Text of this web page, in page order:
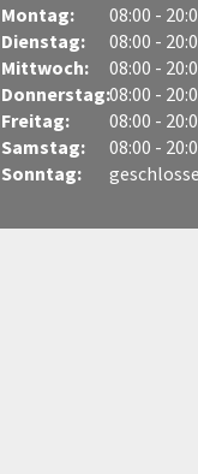
Montag:
08:00 -
Dienstag:
08:00 -
Mittwoch:
08:00 -
Donnerstag:08:00 -
Freitag:
08:00 -
Samstag:
08:00 -
Sonntag: